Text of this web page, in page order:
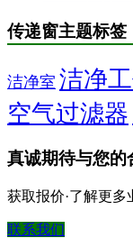
传递窗主题标签
洁净室 洁净
空气过滤器
真诚期待与您的
获取报价·了解更多
联系我们